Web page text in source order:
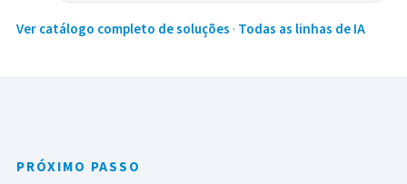
Ver catálogo completo de soluções · Todas as linhas de IA
PRÓXIMO PASSO